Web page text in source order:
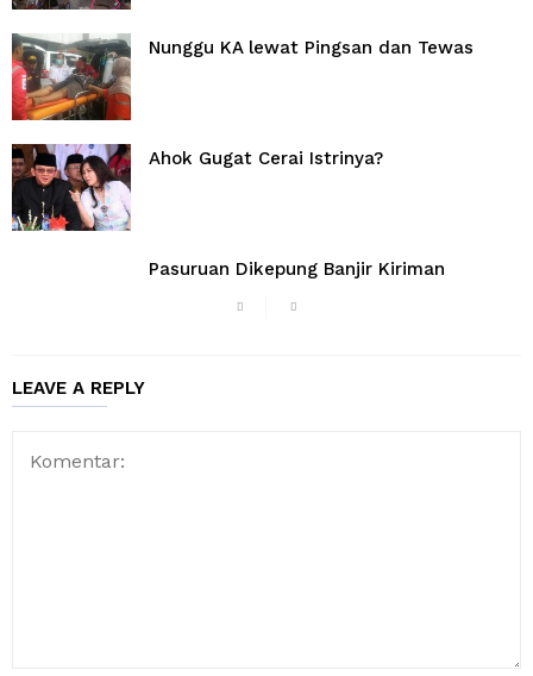
Nunggu KA lewat Pingsan dan Tewas
Ahok Gugat Cerai Istrinya?
Pasuruan Dikepung Banjir Kiriman
LEAVE A REPLY